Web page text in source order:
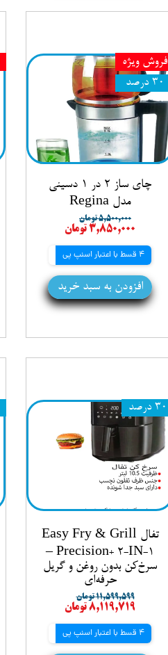
چای ساز 2 در 1 دسینی
مدل Regina
۵,۵۰۰,۰۰۰ تومان
۳,۸۵۰,۰۰۰ تومان
4 قسط با اعتبار اسنپ پی
افزودن به سبد خرید
فروش ویژه
۳۰ درصد
تفال Easy Fry & Grill
Precision+ 2-IN-1 –
سرخ‌کن بدون روغن و گریل
حرفه‌ای
۱۱,۵۹۹,۵۹۹ تومان
۸,۱۱۹,۷۱۹ تومان
4 قسط با اعتبار اسنپ پی
۳۰ درصد